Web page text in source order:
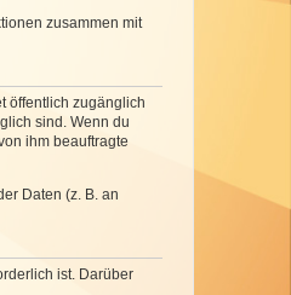
zusammen mit
öffentlich zugänglich
sind. Wenn du
ihm beauftragte
Daten (z. B. an
ist. Darüber